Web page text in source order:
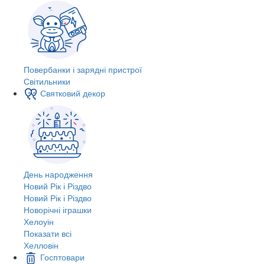
Повербанки і зарядні пристрої
Світильники
Святковий декор
День народження
Новий Рік і Різдво
Новий Рік і Різдво
Новорічні іграшки
Хелоуін
Показати всі
Хелловін
Госптовари